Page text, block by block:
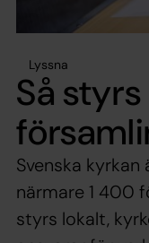
Lyssna
Så
Svenska
närmare 1 400
styrs lokalt,